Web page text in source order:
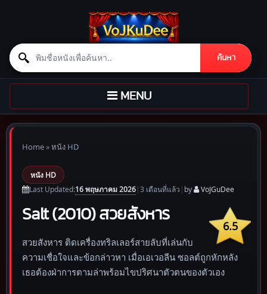
Search for:
ค้นหา
Skip to content
TOGGLE
NAVIGATION
MENU
Home»หนัง HD
หนัง HD
Last Updated:16 พฤษภาคม 2026|3 เดือนที่แล้ว | by VoJGuDee
6.5
Salt (2010) สวยสังหาร
สวยสังหาร ติดเครื่องทริลเลอร์สายลับที่เล่นกับ
ความเชื่อใจและข้อกล่าวหา เมื่อเอเวอลีน ซอลต์ถูกหักหลัง
เธอต้องฝ่าการตามล่าพร้อมไขปริศนาตัวตนของตัวเอง